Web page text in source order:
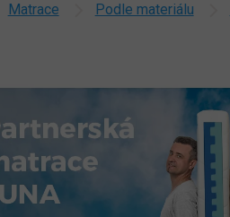
Matrace Podle materiálu